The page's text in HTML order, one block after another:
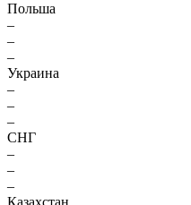
Польша
–
–
–
Украина
–
–
–
СНГ
–
–
–
Казахстан